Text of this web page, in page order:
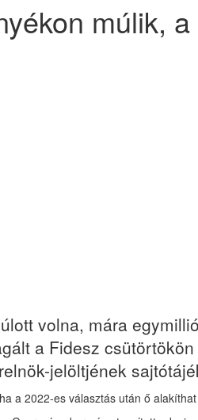
múlik,
volna, mára
a Fidesz
jelöltjének
a 2022-es választás után ő